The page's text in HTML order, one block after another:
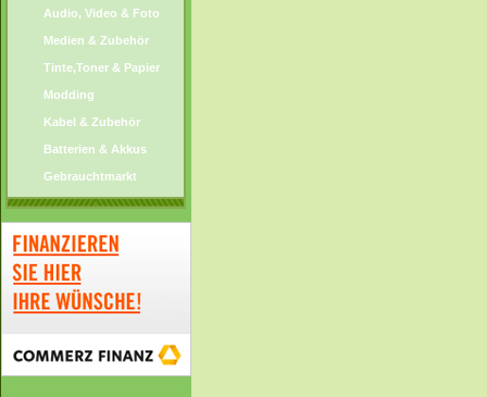
Audio, Video & Foto
Medien & Zubehör
Tinte,Toner & Papier
Modding
Kabel & Zubehör
Batterien & Akkus
Gebrauchtmarkt